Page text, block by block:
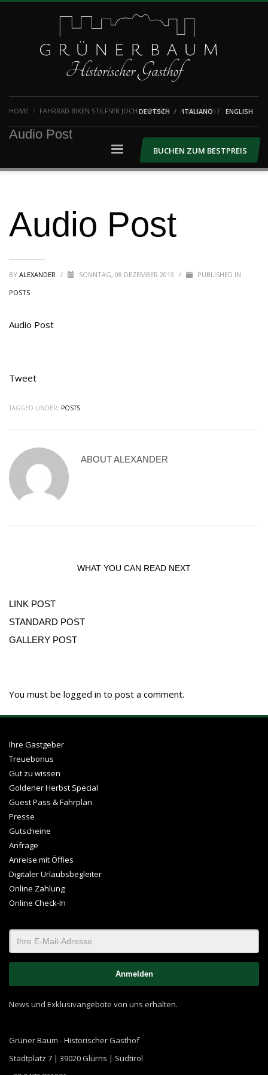
DEUTSCH ITALIANO ENGLISH
BUCHEN ZUM BESTPREIS
HOME FAHRRAD BIKEN STILFSER JOCH POSTS AUDIO POST
Audio Post
Audio Post
BY ALEXANDER / SONNTAG, 08 DEZEMBER 2013 /
PUBLISHED IN
POSTS
Audio Post
Tweet
TAGGED UNDER: POSTS
ABOUTALEXANDER
WHAT YOU CAN READ NEXT
LINK POST
STANDARD POST
GALLERY POST
You must be logged in to post a comment.
Ihre Gastgeber
Treuebonus
Gut zu wissen
Goldener Herbst Special
Guest Pass & Fahrplan
Presse
Gutscheine
Anfrage
Anreise mit Öffies
Digitaler Urlaubsbegleiter
Online Zahlung
Online Check-In
News und Exklusivangebote von uns erhalten.
Grüner Baum - Historischer Gasthof
Stadtplatz 7 | 39020 Glurns | Südtirol